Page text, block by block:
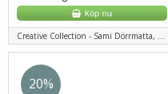
Creative Collection - Sami Dörrmatta, Grön, Kokos
20%